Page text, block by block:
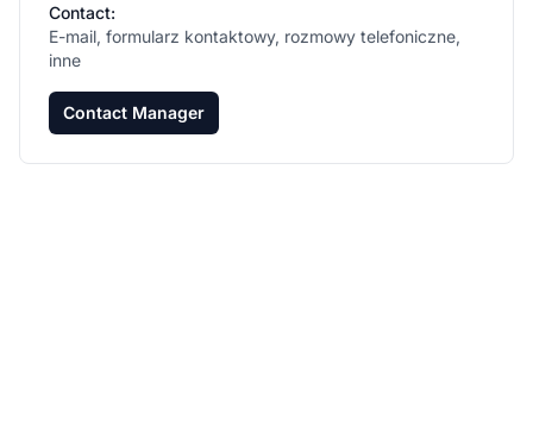
Contact:
E-mail, formularz kontaktowy, rozmowy telefoniczne,
inne
Contact Manager